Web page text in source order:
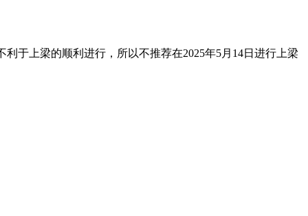
于上梁的顺利进行，所以不推荐在2025年5月14日进行上梁